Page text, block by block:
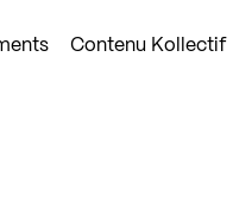
Contenu Kollectif